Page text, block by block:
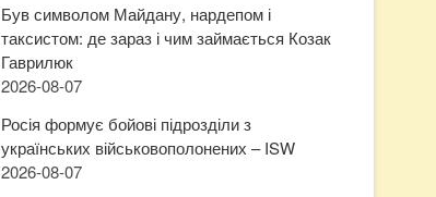
Був символом Майдану, нардепом і
таксистом: де зараз і чим займається Козак
Гаврилюк
2026-08-07
Росія формує бойові підрозділи з
українських військовополонених – ISW
2026-08-07